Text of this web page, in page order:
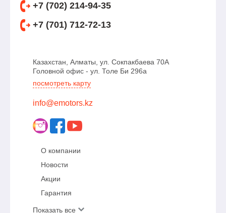
+7 (702) 214-94-35
+7 (701) 712-72-13
Казахстан, Алматы, ул. Сокпакбаева 70А
Головной офис - ул. Толе Би 296а
посмотреть карту
info@emotors.kz
О компании
Новости
Акции
Гарантия
Показать все